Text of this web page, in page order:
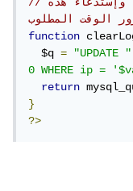
//هنا نقوم بإزالة عدد المحاولات  وإستدعاء هذه
function
  $q
= "UPDATE
0 WHERE ip =
return
}
?>